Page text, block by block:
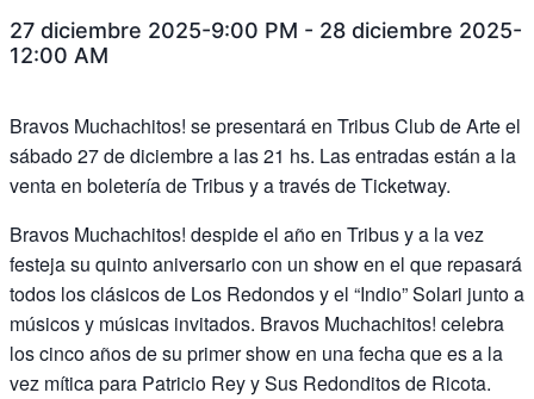
27 diciembre 2025-9:00 PM - 28 diciembre 2025-
12:00 AM
Bravos Muchachitos! se presentará en Tribus Club de Arte el
sábado 27 de diciembre a las 21 hs. Las entradas están a la
venta en boletería de Tribus y a través de Ticketway.
Bravos Muchachitos! despide el año en Tribus y a la vez
festeja su quinto aniversario con un show en el que repasará
todos los clásicos de Los Redondos y el “Indio” Solari junto a
músicos y músicas invitados. Bravos Muchachitos! celebra
los cinco años de su primer show en una fecha que es a la
vez mítica para Patricio Rey y Sus Redonditos de Ricota.